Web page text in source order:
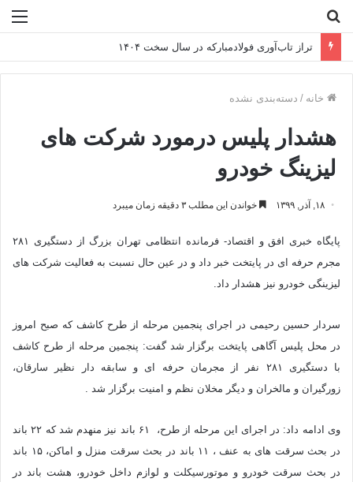
برای
تراز تاب‌آوری فولادمبارکه در سال سخت ۱۴۰۴
خانه / دسته‌بندی نشده
هشدار پلیس درمورد شرکت های
لیزینگ خودرو
۱۸, آذر, ۱۳۹۹ خواندن این مطلب ۳ دقیقه زمان میبرد
پایگاه خبری افق و اقتصاد- فرمانده انتظامی تهران بزرگ از دستگیری ۲۸۱
مجرم حرفه ای در پایتخت خبر داد و در عین حال نسبت به فعالیت شرکت های
لیزینگی خودرو نیز هشدار داد.
سردار حسین رحیمی در اجرای پنجمین مرحله از طرح کاشف که صبح امروز
در محل پلیس آگاهی پایتخت برگزار شد گفت: پنجمین مرحله از طرح کاشف
با دستگیری ۲۸۱ نفر از مجرمان حرفه ای و سابقه دار نظیر سارقان،
زورگیران و مالخران و دیگر مخلان نظم و امنیت برگزار شد .
وی ادامه داد: در اجرای این مرحله از طرح، ۶۱ باند نیز منهدم شد که ۲۲ باند
در بحث سرقت های به عنف ، ۱۱ باند در بحث سرقت منزل و اماکن، ۱۵ باند
در بحث سرقت خودرو و موتورسیکلت و لوازم داخل خودرو، هشت باند در